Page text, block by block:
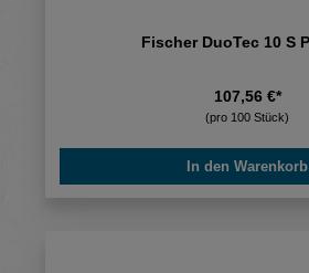
Fischer DuoTec 10 S
107,56 €*
(pro 100 Stück)
In den Warenkorb